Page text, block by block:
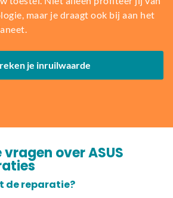
maar je draagt ook bij aan het
je inruilwaarde
over ASUS
de reparatie?